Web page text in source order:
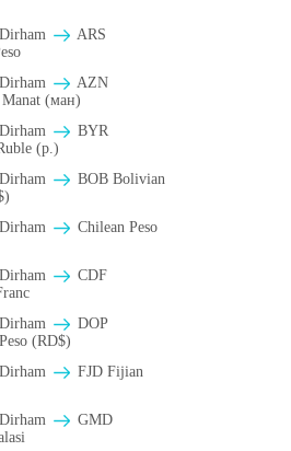
ARS
AZN
(ман)
BYR
(p.)
BOB Bolivian
Chilean Peso
CDF
DOP
(RD$)
FJD Fijian
GMD